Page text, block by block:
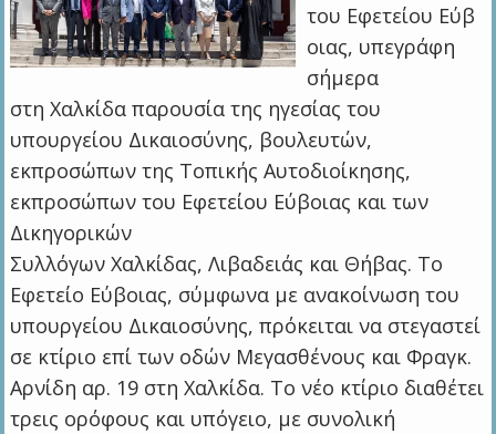
του Εφετείου Εύβ
οιας, υπεγράφη
σήμερα
στη Χαλκίδα παρουσία της ηγεσίας του
υπουργείου Δικαιοσύνης, βουλευτών,
εκπροσώπων της Τοπικής Αυτοδιοίκησης,
εκπροσώπων του Εφετείου Εύβοιας και των
Δικηγορικών
Συλλόγων Χαλκίδας, Λιβαδειάς και Θήβας. Το
Εφετείο Εύβοιας, σύμφωνα με ανακοίνωση του
υπουργείου Δικαιοσύνης, πρόκειται να στεγαστεί
σε κτίριο επί των οδών Μεγασθένους και Φραγκ.
Αρνίδη αρ. 19 στη Χαλκίδα. Το νέο κτίριο διαθέτει
τρεις ορόφους και υπόγειο, με συνολική